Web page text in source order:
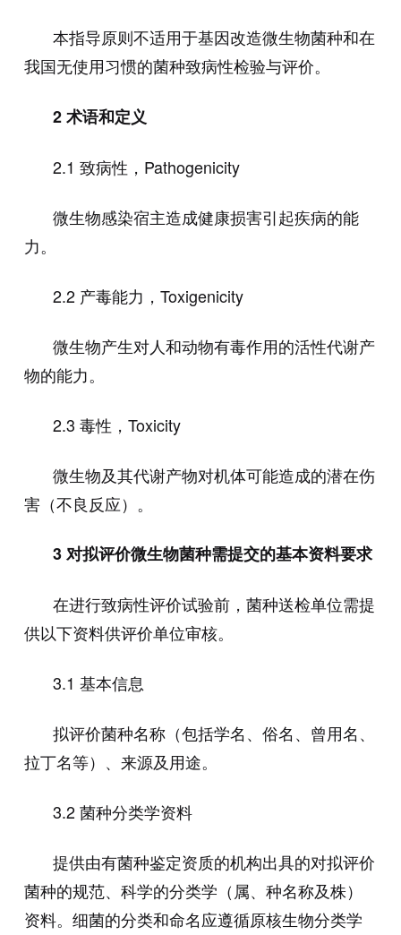
本指导原则不适用于基因改造微生物菌种和在
我国无使用习惯的菌种致病性检验与评价。
2术语和定义
2.1 致病性， Pathogenicity
微生物感染宿主造成健康损害引起疾病的能
力。
2.2 产毒能力， Toxigenicity
微生物产生对人和动物有毒作用的活性代谢产
物的能力。
2.3 毒性， Toxicity
微生物及其代谢产物对机体可能造成的潜在伤
害（不良反应）。
3对拟评价微生物菌种需提交的基本资料要求
在进行致病性评价试验前，菌种送检单位需提
供以下资料供评价单位审核。
3.1 基本信息
拟评价菌种名称（包括学名、俗名、曾用名、
拉丁名等）、来源及用途。
3.2 菌种分类学资料
提供由有菌种鉴定资质的机构出具的对拟评价
菌种的规范、科学的分类学（属、种名称及株）
资料。细菌的分类和命名应遵循原核生物分类学